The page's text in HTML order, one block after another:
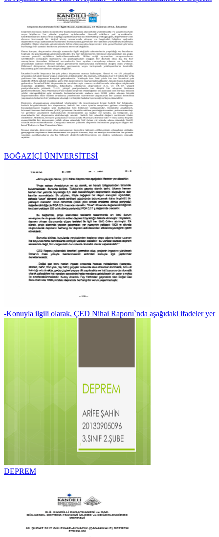
BOĞAZİÇİ ÜNİVERSİTESİ
-Konuyla ilgili olarak, ÇED Nihai Raporu`nda aşağıdaki ifadeler yer
DEPREM